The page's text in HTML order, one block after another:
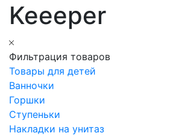
Keeeper
Фильтрация товаров
Товары для детей
Ванночки
Горшки
Ступеньки
Накладки на унитаз